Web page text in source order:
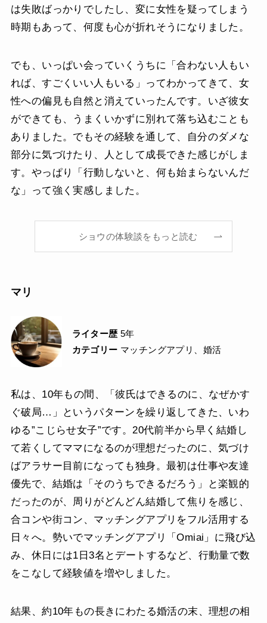
は失敗ばっかりでしたし、変に女性を疑ってしまう
時期もあって、何度も心が折れそうになりました。
でも、いっぱい会っていくうちに「合わない人もい
れば、すごくいい人もいる」ってわかってきて、女
性への偏見も自然と消えていったんです。いざ彼女
ができても、うまくいかずに別れて落ち込むことも
ありました。でもその経験を通して、自分のダメな
部分に気づけたり、人として成長できた感じがしま
す。やっぱり「行動しないと、何も始まらないんだ
な」って強く実感しました。
ショウの体験談をもっと読む
マリ
ライター歴5年
カテゴリー マッチングアプリ、婚活
私は、10年もの間、「彼氏はできるのに、なぜかす
ぐ破局…」というパターンを繰り返してきた、いわ
ゆる”こじらせ女子”です。20代前半から早く結婚し
て若くしてママになるのが理想だったのに、気づけ
ばアラサー目前になっても独身。最初は仕事や友達
優先で、結婚は「そのうちできるだろう」と楽観的
だったのが、周りがどんどん結婚して焦りを感じ、
合コンや街コン、マッチングアプリをフル活用する
日々へ。勢いでマッチングアプリ「Omiai」に飛び込
み、休日には1日3名とデートするなど、行動量で数
をこなして経験値を増やしました。
結果、約10年もの長きにわたる婚活の末、理想の相